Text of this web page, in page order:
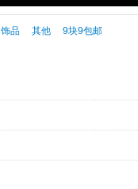
饰品 其他 9块9包邮